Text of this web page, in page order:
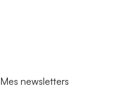
Mes newsletters